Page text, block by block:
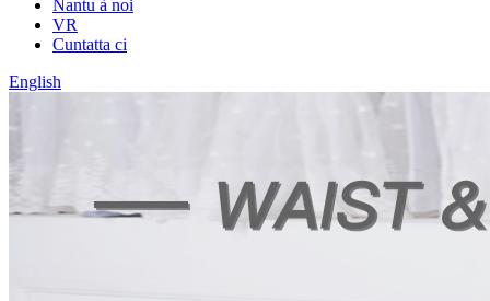
Nantu à noi
VR
Cuntatta ci
English